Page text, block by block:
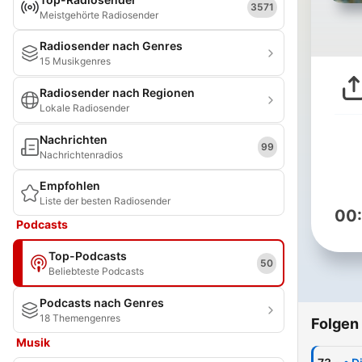
Meistgehörte Radiosender
3571
Radiosender nach Genres
15 Musikgenres
Radiosender nach Regionen
Lokale Radiosender
Nachrichten
Nachrichtenradios
99
Empfohlen
Liste der besten Radiosender
Podcasts
Top-Podcasts
Beliebteste Podcasts
50
Podcasts nach Genres
18 Themengenres
Musik
Folgen